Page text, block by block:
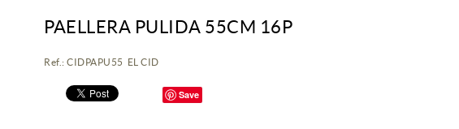
PAELLERA PULIDA 55CM 16P
Ref.: CIDPAPU55 EL CID
Save